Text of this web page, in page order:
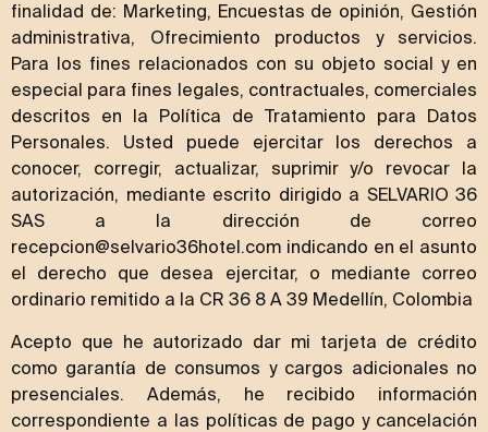
finalidad de: Marketing, Encuestas de opinión, Gestión
administrativa, Ofrecimiento productos y servicios.
Para los fines relacionados con su objeto social y en
especial para fines legales, contractuales, comerciales
descritos en la Política de Tratamiento para Datos
Personales. Usted puede ejercitar los derechos a
conocer, corregir, actualizar, suprimir y/o revocar la
autorización, mediante escrito dirigido a SELVARIO 36
SAS a la dirección de correo
recepcion@selvario36hotel.com indicando en el asunto
el derecho que desea ejercitar, o mediante correo
ordinario remitido a la CR 36 8 A 39 Medellín, Colombia
Acepto que he autorizado dar mi tarjeta de crédito
como garantía de consumos y cargos adicionales no
presenciales. Además, he recibido información
correspondiente a las políticas de pago y cancelación